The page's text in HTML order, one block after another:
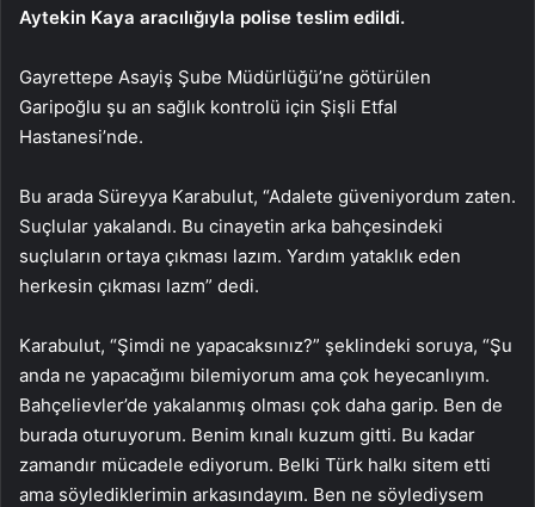
Aytekin Kaya aracılığıyla polise teslim edildi.
Gayrettepe Asayiş Şube Müdürlüğü’ne götürülen
Garipoğlu şu an sağlık kontrolü için Şişli Etfal
Hastanesi’nde.
Bu arada Süreyya Karabulut, “Adalete güveniyordum zaten.
Suçlular yakalandı. Bu cinayetin arka bahçesindeki
suçluların ortaya çıkması lazım. Yardım yataklık eden
herkesin çıkması lazm” dedi.
Karabulut, “Şimdi ne yapacaksınız?” şeklindeki soruya, “Şu
anda ne yapacağımı bilemiyorum ama çok heyecanlıyım.
Bahçelievler’de yakalanmış olması çok daha garip. Ben de
burada oturuyorum. Benim kınalı kuzum gitti. Bu kadar
zamandır mücadele ediyorum. Belki Türk halkı sitem etti
ama söylediklerimin arkasındayım. Ben ne söylediysem